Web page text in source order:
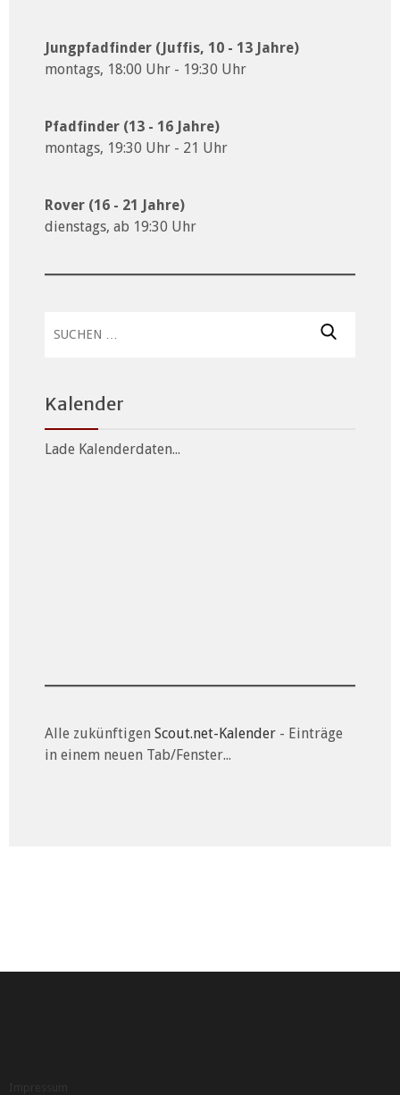
Jungpfadfinder (Juffis, 10 - 13 Jahre)
montags, 18:00 Uhr - 19:30 Uhr
Pfadfinder (13 - 16 Jahre)
montags, 19:30 Uhr - 21 Uhr
Rover (16 - 21 Jahre)
dienstags, ab 19:30 Uhr
nach:
Kalender
Lade Kalenderdaten...
Alle zukünftigen Scout.net-Kalender - Einträge
in einem neuen Tab/Fenster...